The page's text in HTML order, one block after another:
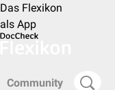
Das Flexikon
als App
Community